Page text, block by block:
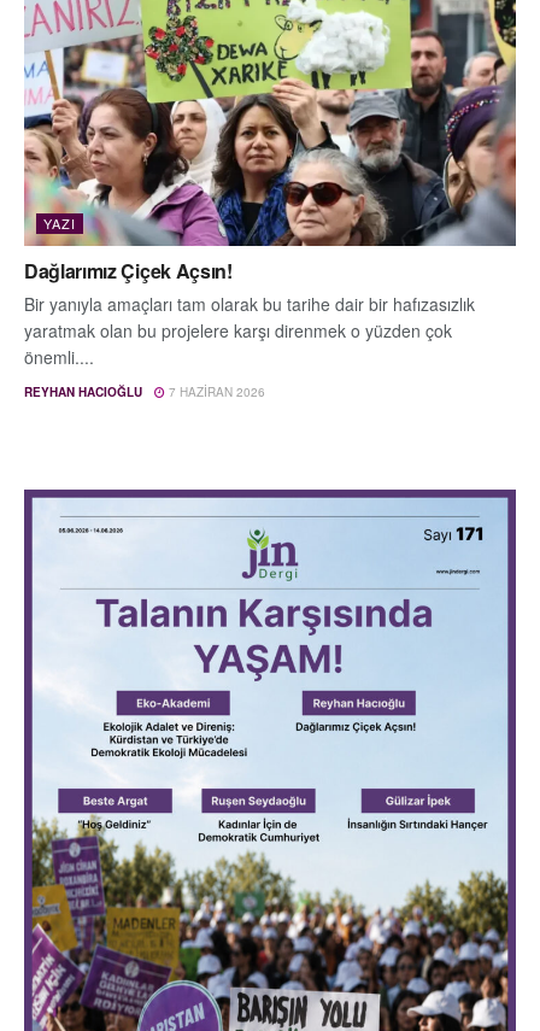
YAZI
Dağlarımız Çiçek Açsın!
Bir yanıyla amaçları tam olarak bu tarihe dair bir hafızasızlık
yaratmak olan bu projelere karşı direnmek o yüzden çok
önemli....
REYHAN HACIOĞLU 7 HAZIRAN 2026